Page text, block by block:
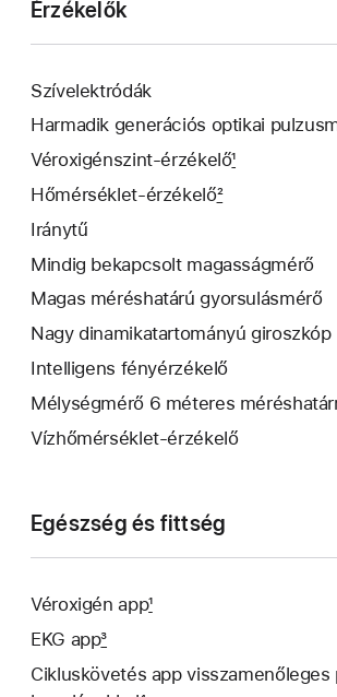
Érzékelők
Szívelektródák
Harmadik generációs optikai
Véroxigénszint-érzékelő1
Hőmérséklet-érzékelő2
Iránytű
Mindig bekapcsolt magasságmérő
Magas méréshatárú gyorsulásmérő
Nagy dinamikatartományú giroszkóp
Intelligens fényérzékelő
Mélységmérő 6 méteres
Vízhőmérséklet-érzékelő
Egészség és fittség
Véroxigén app1
EKG app3
Cikluskövetés app